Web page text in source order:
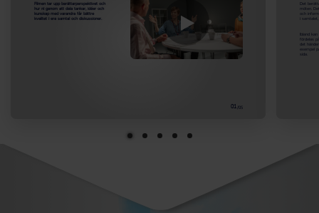
Filmen tar upp berättarperspektivet och
hur ni genom att dela tankar, idéer och
kunskap med varandra får bättre
kvalitet i era samtal och diskussioner.
01 /05
Det
möten.
och
i
Ibland
fördelas
det
exempel
sida.